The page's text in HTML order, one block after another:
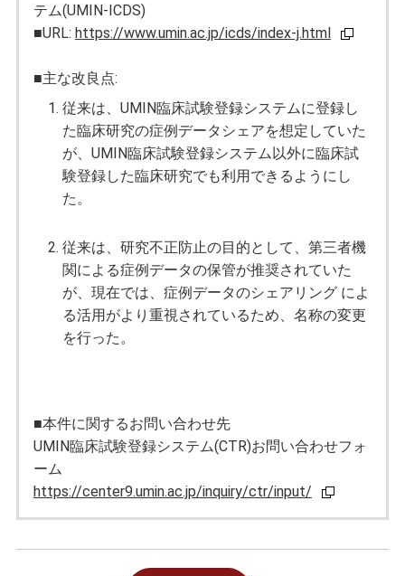
テム(UMIN-ICDS)
■URL: https://www.umin.ac.jp/icds/index-j.html
■主な改良点:
従来は、UMIN臨床試験登録システムに登録し
た臨床研究の症例データシェアを想定していた
が、UMIN臨床試験登録システム以外に臨床試
験登録した臨床研究でも利用できるようにし
た。
従来は、研究不正防止の目的として、第三者機
関による症例データの保管が推奨されていた
が、現在では、症例データのシェアリング によ
る活用がより重視されているため、名称の変更
を行った。
■本件に関するお問い合わせ先
UMIN臨床試験登録システム(CTR)お問い合わせフォ
ーム
https://center9.umin.ac.jp/inquiry/ctr/input/